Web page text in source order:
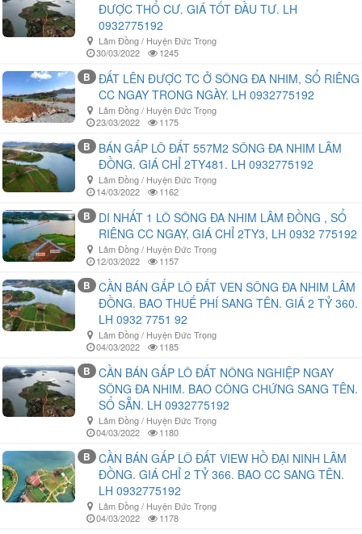
ĐƯỢC THỔ CƯ. GIÁ TỐT ĐẦU TƯ. LH
0932775192
Lâm Đồng / Huyện Đức Trọng
30/03/2022
1245
B
ĐẤT LÊN ĐƯỢC TC Ở SÔNG ĐA NHIM, SỔ RIÊNG
CC NGAY TRONG NGÀY. LH 0932775192
Lâm Đồng / Huyện Đức Trọng
23/03/2022
1175
B
BÁN GẤP LÔ ĐẤT 557M2 SÔNG ĐA NHIM LÂM
ĐỒNG. GIÁ CHỈ 2TY481. LH 0932775192
Lâm Đồng / Huyện Đức Trọng
14/03/2022
1162
B
DI NHẤT 1 LÔ SÔNG ĐA NHIM LÂM ĐỒNG , SỔ
RIÊNG CC NGAY, GIÁ CHỈ 2TY3, LH 0932 775192
Lâm Đồng / Huyện Đức Trọng
12/03/2022
1157
B
CẦN BÁN GẤP LÔ ĐẤT VEN SÔNG ĐA NHIM LÂM
ĐỒNG. BAO THUẾ PHÍ SANG TÊN. GIÁ 2 TỶ 360.
LH 0932 7751 92
Lâm Đồng / Huyện Đức Trọng
04/03/2022
1185
B
CẦN BÁN GẤP LÔ ĐẤT NÔNG NGHIỆP NGAY
SÔNG ĐA NHIM. BAO CÔNG CHỨNG SANG TÊN.
SỔ SẴN. LH 0932775192
Lâm Đồng / Huyện Đức Trọng
04/03/2022
1180
B
CẦN BÁN GẤP LÔ ĐẤT VIEW HỒ ĐẠI NINH LÂM
ĐỒNG. GIÁ CHỈ 2 TỶ 366. BAO CC SANG TÊN.
LH 0932775192
Lâm Đồng / Huyện Đức Trọng
04/03/2022
1178